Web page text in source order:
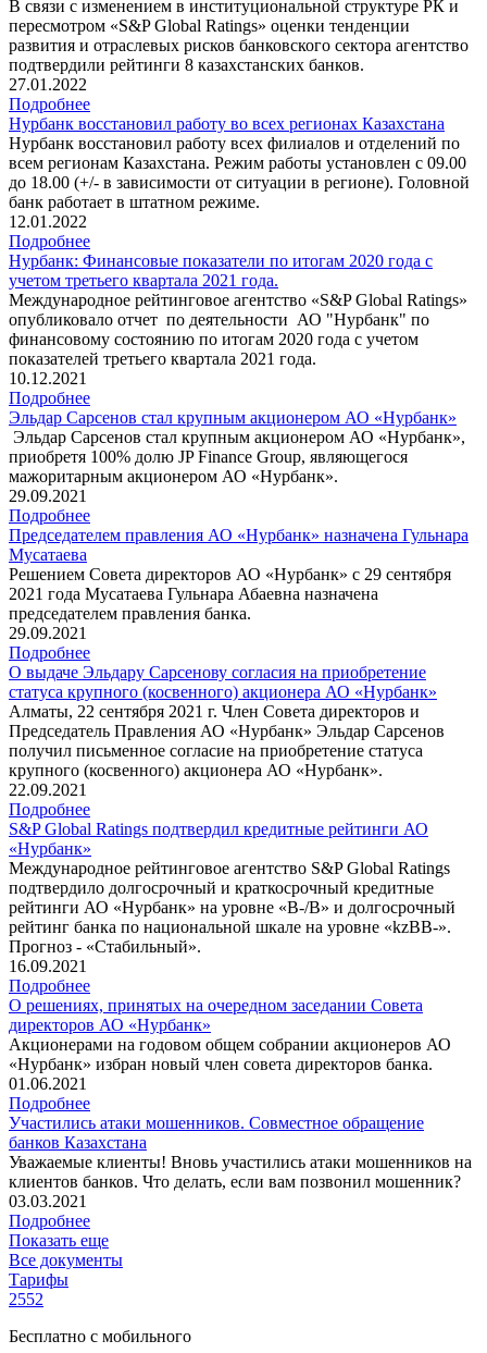
В связи с изменением в институциональной структуре РК и
пересмотром «S&P Global Ratings» оценки тенденции
развития и отраслевых рисков банковского сектора агентство
подтвердили рейтинги 8 казахстанских банков.
27.01.2022
Подробнее
Нурбанк восстановил работу во всех регионах Казахстана
Нурбанк восстановил работу всех филиалов и отделений по
всем регионам Казахстана. Режим работы установлен с 09.00
до 18.00 (+/- в зависимости от ситуации в регионе). Головной
банк работает в штатном режиме.
12.01.2022
Подробнее
Нурбанк: Финансовые показатели по итогам 2020 года с
учетом третьего квартала 2021 года.
Международное рейтинговое агентство «S&P Global Ratings»
опубликовало отчет по деятельности АО "Нурбанк" по
финансовому состоянию по итогам 2020 года с учетом
показателей третьего квартала 2021 года.
10.12.2021
Подробнее
Эльдар Сарсенов стал крупным акционером АО «Нурбанк»
Эльдар Сарсенов стал крупным акционером АО «Нурбанк»,
приобретя 100% долю JP Finance Group, являющегося
мажоритарным акционером АО «Нурбанк».
29.09.2021
Подробнее
Председателем правления АО «Нурбанк» назначена Гульнара
Мусатаева
Решением Совета директоров АО «Нурбанк» с 29 сентября
2021 года Мусатаева Гульнара Абаевна назначена
председателем правления банка.
29.09.2021
Подробнее
О выдаче Эльдару Сарсенову согласия на приобретение
статуса крупного (косвенного) акционера АО «Нурбанк»
Алматы, 22 сентября 2021 г. Член Совета директоров и
Председатель Правления АО «Нурбанк» Эльдар Сарсенов
получил письменное согласие на приобретение статуса
крупного (косвенного) акционера АО «Нурбанк».
22.09.2021
Подробнее
S&P Global Ratings подтвердил кредитные рейтинги АО
«Нурбанк»
Международное рейтинговое агентство S&P Global Ratings
подтвердило долгосрочный и краткосрочный кредитные
рейтинги АО «Нурбанк» на уровне «В-/В» и долгосрочный
рейтинг банка по национальной шкале на уровне «kzBB-».
Прогноз - «Стабильный».
16.09.2021
Подробнее
О решениях, принятых на очередном заседании Совета
директоров АО «Нурбанк»
Акционерами на годовом общем собрании акционеров АО
«Нурбанк» избран новый член совета директоров банка.
01.06.2021
Подробнее
Участились атаки мошенников. Совместное обращение
банков Казахстана
Уважаемые клиенты! Вновь участились атаки мошенников на
клиентов банков. Что делать, если вам позвонил мошенник?
03.03.2021
Подробнее
Показать еще
Все документы
Тарифы
2552
Бесплатно с мобильного